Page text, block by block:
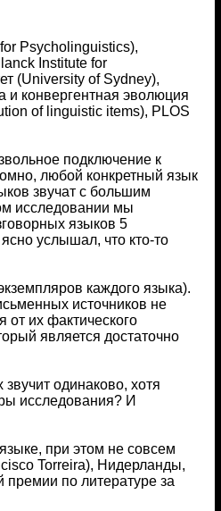
Psycholinguistics),
Institute for
(University of Sydney),
и конвергентная эволюция
of linguistic items), PLOS
подключение к
любой конкретный язык
звучат с большим
исследовании мы
языков 5
услышал, что кто-то
каждого языка).
источников не
от их фактического
является достаточно
одинаково, хотя
исследования? И
при этом не совсем
Torreira), Нидерланды,
по литературе за